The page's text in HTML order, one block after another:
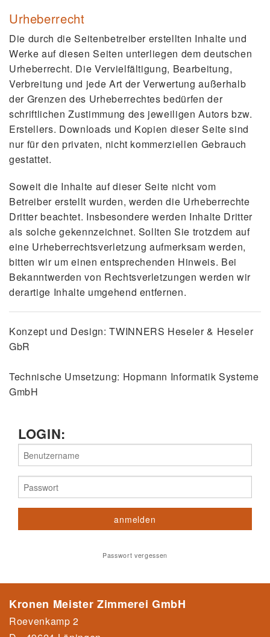
Urheberrecht
Die durch die Seitenbetreiber erstellten Inhalte und
Werke auf diesen Seiten unterliegen dem deutschen
Urheberrecht. Die Vervielfältigung, Bearbeitung,
Verbreitung und jede Art der Verwertung außerhalb
der Grenzen des Urheberrechtes bedürfen der
schriftlichen Zustimmung des jeweiligen Autors bzw.
Erstellers. Downloads und Kopien dieser Seite sind
nur für den privaten, nicht kommerziellen Gebrauch
gestattet.
Soweit die Inhalte auf dieser Seite nicht vom
Betreiber erstellt wurden, werden die Urheberrechte
Dritter beachtet. Insbesondere werden Inhalte Dritter
als solche gekennzeichnet. Sollten Sie trotzdem auf
eine Urheberrechtsverletzung aufmerksam werden,
bitten wir um einen entsprechenden Hinweis. Bei
Bekanntwerden von Rechtsverletzungen werden wir
derartige Inhalte umgehend entfernen.
Konzept und Design:TWINNERS Heseler & Heseler
GbR
Technische Umsetzung: Hopmann Informatik Systeme
GmbH
LOGIN:
Passwort vergessen
Kronen Meister Zimmerei GmbH
Roevenkamp 2